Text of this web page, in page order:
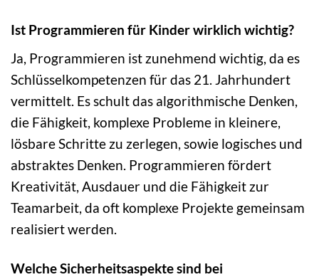
Ist Programmieren für Kinder wirklich wichtig?
Ja, Programmieren ist zunehmend wichtig, da es
Schlüsselkompetenzen für das 21. Jahrhundert
vermittelt. Es schult das algorithmische Denken,
die Fähigkeit, komplexe Probleme in kleinere,
lösbare Schritte zu zerlegen, sowie logisches und
abstraktes Denken. Programmieren fördert
Kreativität, Ausdauer und die Fähigkeit zur
Teamarbeit, da oft komplexe Projekte gemeinsam
realisiert werden.
Welche Sicherheitsaspekte sind bei